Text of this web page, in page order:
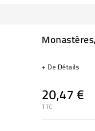
+ De Détails
20,47 €
TTC